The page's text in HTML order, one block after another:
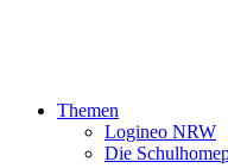
Themen
Logineo NRW
Die